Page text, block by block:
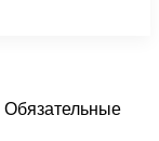
Обязательные